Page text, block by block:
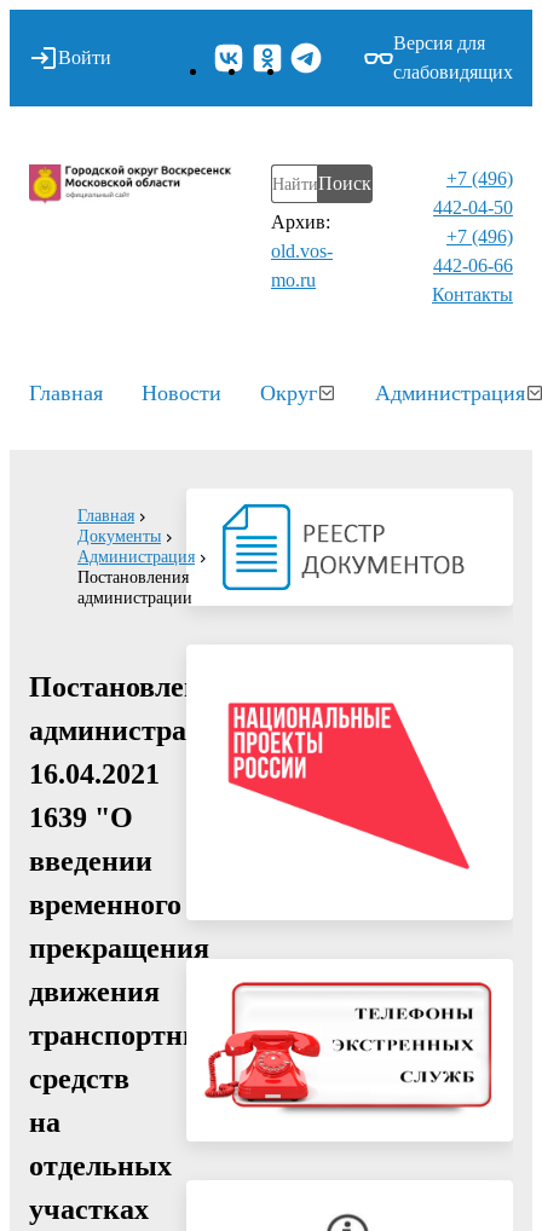
Войти
Версия для
слабовидящих
Поиск
Архив:
old.vos-
mo.ru
+7 (496)
442-04-50
+7 (496)
442-06-66
Контакты⁠
Главная Новости Округ Администрация
Главная
Документы
Администрация
Постановления
администрации
Постановление
администрации
16.04.2021
1639 "О
введении
временного
прекращения
движения
транспортных
средств
на
отдельных
участках